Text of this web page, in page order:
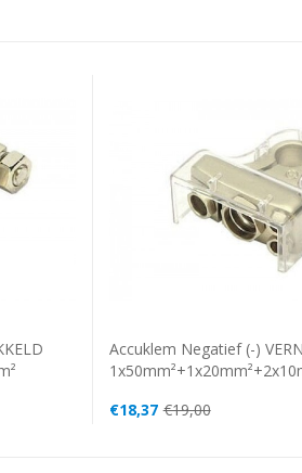
Accuklem Negatief (-)
€18,37 €19,00